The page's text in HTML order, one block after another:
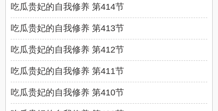
吃瓜贵妃的自我修养 第414节
吃瓜贵妃的自我修养 第413节
吃瓜贵妃的自我修养 第412节
吃瓜贵妃的自我修养 第411节
吃瓜贵妃的自我修养 第410节